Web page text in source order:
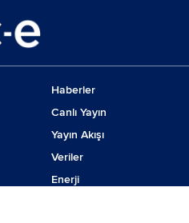
Haberler
Canlı Yayın
Yayın Akışı
Veriler
Enerji